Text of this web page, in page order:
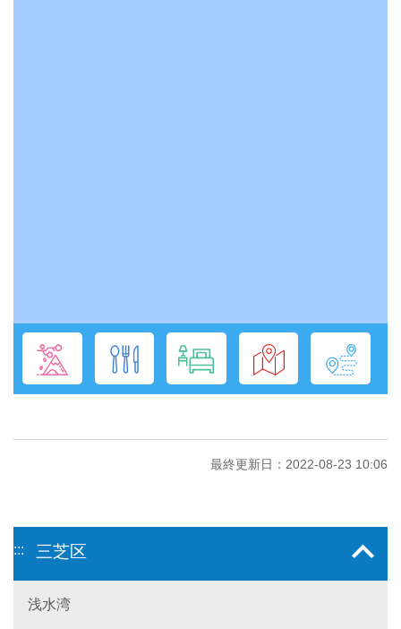
最終更新日：2022-08-23 10:06
::: 三芝区
浅水湾